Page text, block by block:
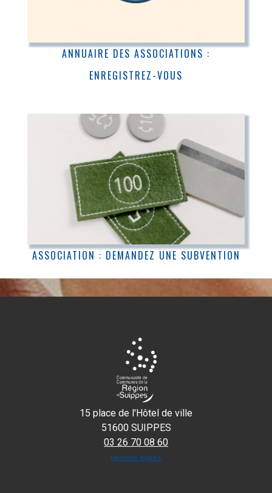
ANNUAIRE DES ASSOCIATIONS :
ENREGISTREZ-VOUS
ASSOCIATION : DEMANDEZ UNE SUBVENTION
15 place de l'Hôtel de ville
51600 SUIPPES
03 26 70 08 60
Mentions légales